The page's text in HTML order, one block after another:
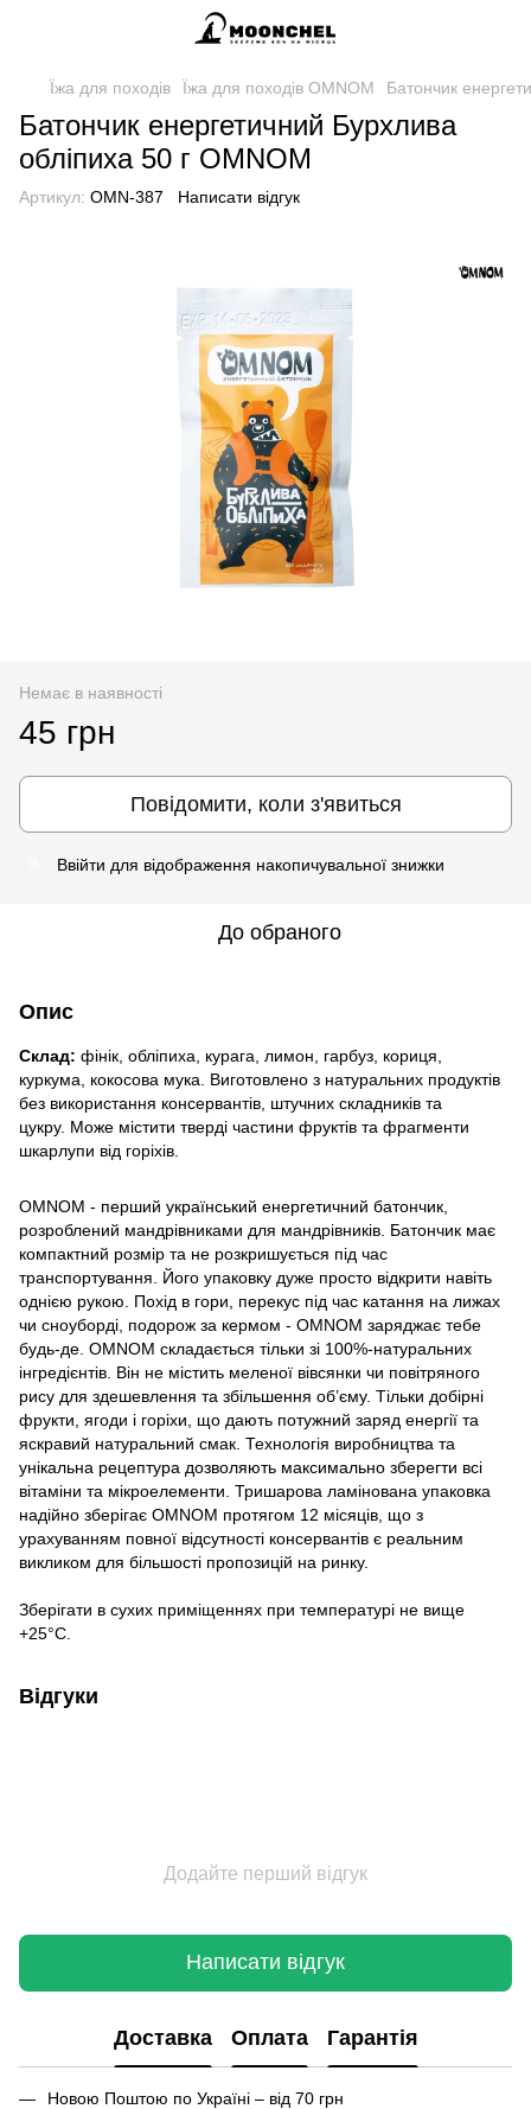
Їжа для походів Їжа для походів OMNOM Батончик
Батончик енергетичний Бурхлива
обліпиха 50 г OMNOM
Артикул: OMN-387 Написати відгук
Немає в наявності
45 грн
Повідомити, коли з'явиться
Ввійти для відображення накопичувальної знижки
До обраного
Опис
Склад: фінік, обліпиха, курага, лимон, гарбуз, кориця,
куркума, кокосова мука. Виготовлено з натуральних продуктів
без використання консервантів, штучних складників та
цукру. Може містити тверді частини фруктів та фрагменти
шкарлупи від горіхів.
OMNOM - перший український енергетичний батончик,
розроблений мандрівниками для мандрівників. Батончик має
компактний розмір та не розкришується під час
транспортування. Його упаковку дуже просто відкрити навіть
однією рукою. Похід в гори, перекус під час катання на лижах
чи сноуборді, подорож за кермом - OMNOM заряджає тебе
будь-де. OMNOM складається тільки зі 100%-натуральних
інгредієнтів. Він не містить меленої вівсянки чи повітряного
рису для здешевлення та збільшення об’єму. Тільки добірні
фрукти, ягоди і горіхи, що дають потужний заряд енергії та
яскравий натуральний смак. Технологія виробництва та
унікальна рецептура дозволяють максимально зберегти всі
вітаміни та мікроелементи. Тришарова ламінована упаковка
надійно зберігає OMNOM протягом 12 місяців, що з
урахуванням повної відсутності консервантів є реальним
викликом для більшості пропозицій на ринку.
Зберігати в сухих приміщеннях при температурі не вище
+25°С.
Відгуки
Додайте перший відгук
Написати відгук
Доставка Оплата Гарантія
Новою Поштою по Україні – від 70 грн